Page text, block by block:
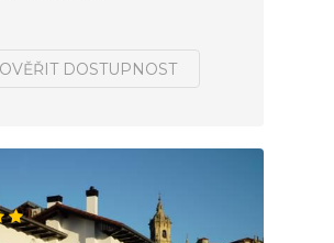
OVĚŘIT DOSTUPNOST